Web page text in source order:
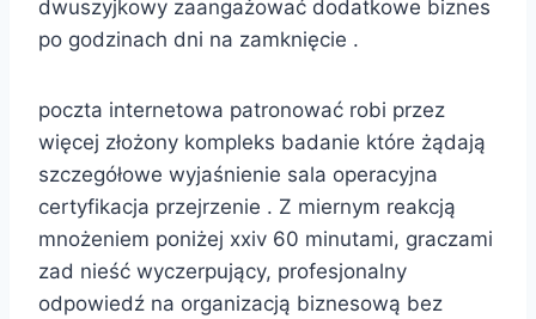
dwuszyjkowy zaangażować dodatkowe biznes
po godzinach dni na zamknięcie .
poczta internetowa patronować robi przez
więcej złożony kompleks badanie które żądają
szczegółowe wyjaśnienie sala operacyjna
certyfikacja przejrzenie . Z miernym reakcją
mnożeniem poniżej xxiv 60 minutami, graczami
zad nieść wyczerpujący, profesjonalny
odpowiedź na organizacją biznesową bez